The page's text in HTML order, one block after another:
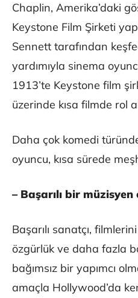
Chaplin, Amerika’daki
Keystone Film Şirketi
Sennett tarafından
yardımıyla sinema
1913’te Keystone film
üzerinde kısa filmde rol
Daha çok komedi
oyuncu, kısa sürede
– Başarılı bir
Başarılı sanatçı,
özgürlük ve daha fazla
bağımsız bir yapımcı
amaçla Hollywood’da